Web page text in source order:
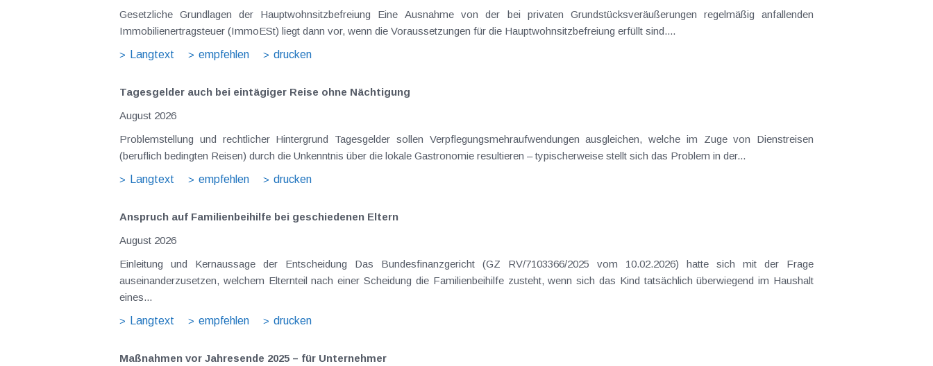
Gesetzliche Grundlagen der Hauptwohnsitzbefreiung Eine Ausnahme von der bei privaten Grundstücksveräußerungen regelmäßig anfallenden
Immobilienertragsteuer (ImmoESt) liegt dann vor, wenn die Voraussetzungen für die Hauptwohnsitzbefreiung erfüllt sind....
Langtext
empfehlen drucken
Tagesgelder auch bei eintägiger Reise ohne Nächtigung
August 2026
Problemstellung und rechtlicher Hintergrund Tagesgelder sollen Verpflegungsmehraufwendungen ausgleichen, welche im Zuge von Dienstreisen
(beruflich bedingten Reisen) durch die Unkenntnis über die lokale Gastronomie resultieren – typischerweise stellt sich das Problem in der...
Langtext
empfehlen drucken
Anspruch auf Familienbeihilfe bei geschiedenen Eltern
August 2026
Einleitung und Kernaussage der Entscheidung Das Bundesfinanzgericht (GZ RV/7103366/2025 vom 10.02.2026) hatte sich mit der Frage
auseinanderzusetzen, welchem Elternteil nach einer Scheidung die Familienbeihilfe zusteht, wenn sich das Kind tatsächlich überwiegend im Haushalt
eines...
Langtext
empfehlen drucken
Maßnahmen vor Jahresende 2025 – für Unternehmer